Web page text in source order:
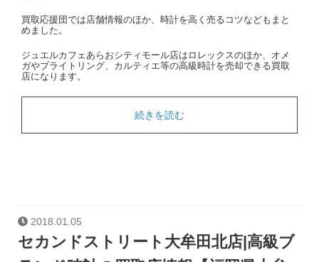
買取応援団では店舗情報のほか、時計を高く売るコツなどもまと
めました。
ジュエルカフェあらおシティモール店はロレックスのほか、オメ
ガやブライトリング、カルティエ等の高級時計を売却できる買取
店になります。
続きを読む
2018.01.05
セカンドストリート大牟田北店|高級ブ